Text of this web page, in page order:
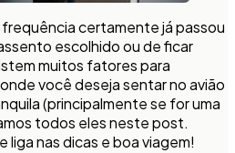
certamente já passou
escolhido ou de ficar
muitos fatores para
você deseja sentar no avião
(principalmente se for uma
todos eles neste post.
liga nas dicas e boa viagem!